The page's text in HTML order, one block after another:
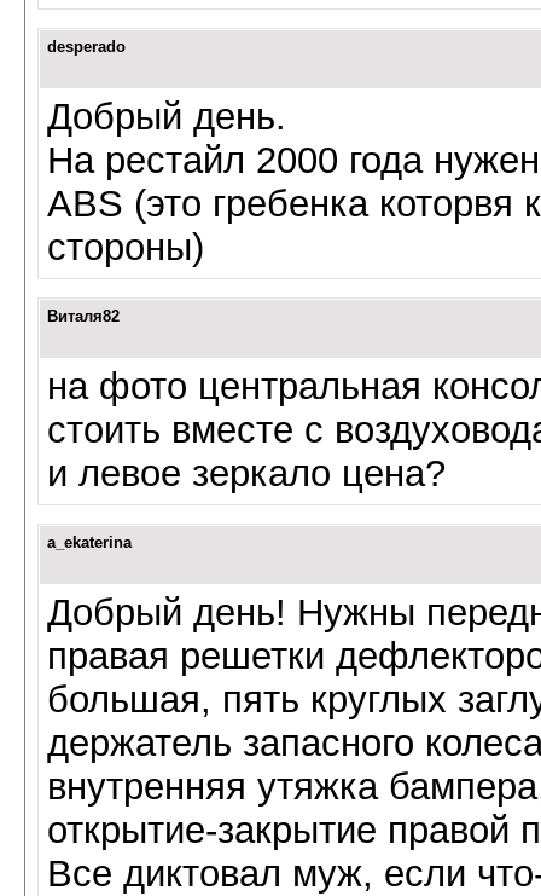
desperado
Добрый день.
На рестайл 2000 года
ABS (это гребенка которвя
стороны)
Виталя82
на фото центральная
стоить вместе с
и левое зеркало цена?
a_ekaterina
Добрый день! Нужны
правая решетки
большая, пять круглых
держатель запасного
внутренняя утяжка
открытие-закрытие правой
Все диктовал муж, если